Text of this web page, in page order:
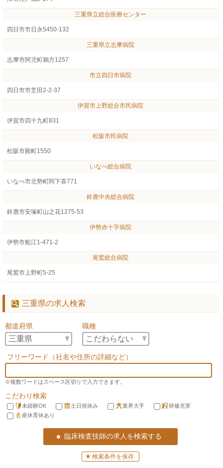
三重県立総合医療センター
四日市市日永5450-132
三重県立志摩病院
志摩市阿児町鵜方1257
市立四日市病院
四日市市芝田2-2-37
伊賀市上野総合市民病院
伊賀市四十九町831
松阪市民病院
松阪市殿町1550
いなべ総合病院
いなべ市北勢町阿下喜771
鈴鹿中央総合病院
鈴鹿市安塚町山之花1275-53
伊勢赤十字病院
伊勢市船江1-471-2
尾鷲総合病院
尾鷲市上野町5-25
三重県の求人検索
都道府県 職種
フリーワード（社名や住所の詳細など）
※複数ワードはスペース区切りで入力できます。
こだわり検索
未経験OK 土日祝休み 業界大手
研修充実
産休育休あり
検索条件を保存